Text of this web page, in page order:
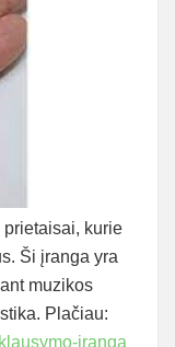
kurie
Ši įranga yra
muzikos
Plačiau:
iranga